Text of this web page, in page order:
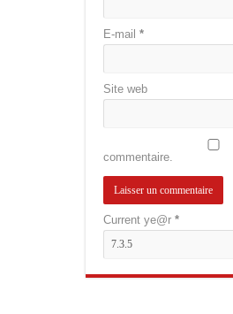
E-mail *
Site web
commentaire.
Current ye@r *